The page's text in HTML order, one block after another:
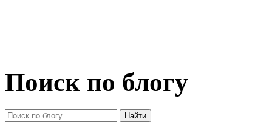
Поиск по блогу